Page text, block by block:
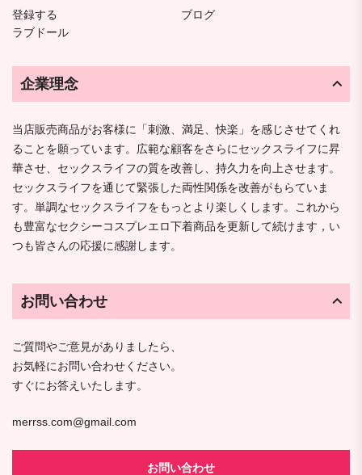
登録する
ブログ
ラブドール
企業理念
当店販売商品がお客様に「刺激、満足、快楽」を感じさせてくれ
ることを願っています。広範な顧客をさらにセックスライフに昇
華させ、セックスライフの質を改善し、持久力を向上させます。
セックスライフを通じて緊張した両性関係を改善がもらていま
す。単調なセックスライフをもっとより楽しくします。これから
も豊富なセクシーコスプレエロ下着商品を更新して続けます，い
つも皆さんの応援に感謝します。
お問い合わせ
ご質問やご意見がありましたら、
お気軽にお問い合わせください。
すぐにお答えいたします。
merrss.com@gmail.com
お問い合わせ